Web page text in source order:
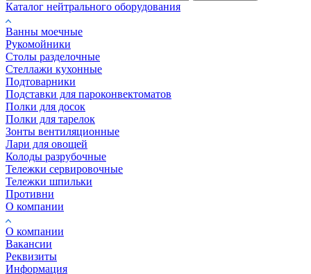
Каталог нейтрального оборудования
Ванны моечные
Рукомойники
Столы разделочные
Стеллажи кухонные
Подтоварники
Подставки для пароконвектоматов
Полки для досок
Полки для тарелок
Зонты вентиляционные
Лари для овощей
Колоды разрубочные
Тележки сервировочные
Тележки шпильки
Противни
О компании
О компании
Вакансии
Реквизиты
Информация